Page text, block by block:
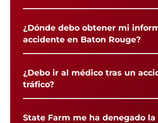
¿Dónde debo obtener mi
accidente en Baton Rouge?
¿Debo ir al médico tras un
tráfico?
State Farm me ha denegado la